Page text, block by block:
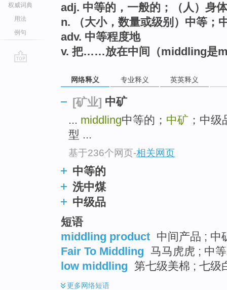
权威词典
用法
例句
adj. 中等的，一般的；（人）身
n. （大小，数量或级别）中等；
adv. 中等程度地
v. 把……放在中间（middling是
网络释义 专业释义 英英释义
[矿业] 中矿
... middling中等的； 中矿 ；中
型 ...
基于236个网页-相关网页
中等的
洗中煤
中级品
短语
middling product 中间产品 ; 中
Fair To Middling 马马虎虎 ; 中
low middling 第七级美棉 ; 七级
更多网络短语